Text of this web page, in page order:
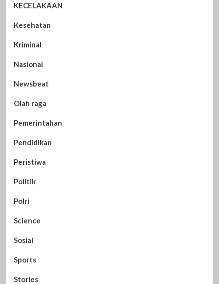
KECELAKAAN
Kesehatan
Kriminal
Nasional
Newsbeat
Olah raga
Pemerintahan
Pendidikan
Peristiwa
Politik
Polri
Science
Sosial
Sports
Stories